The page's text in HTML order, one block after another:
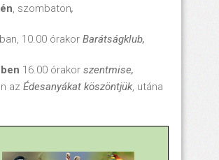
, szombaton,
10.00 órakor Barátságklub,
16.00 órakor szentmise,
az Édesanyákat köszöntjük, utána